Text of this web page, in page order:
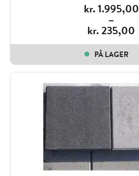
kr.235,00
–
kr.1.995,00
Price
through
kr. 1.995,00
PÅ LAGER